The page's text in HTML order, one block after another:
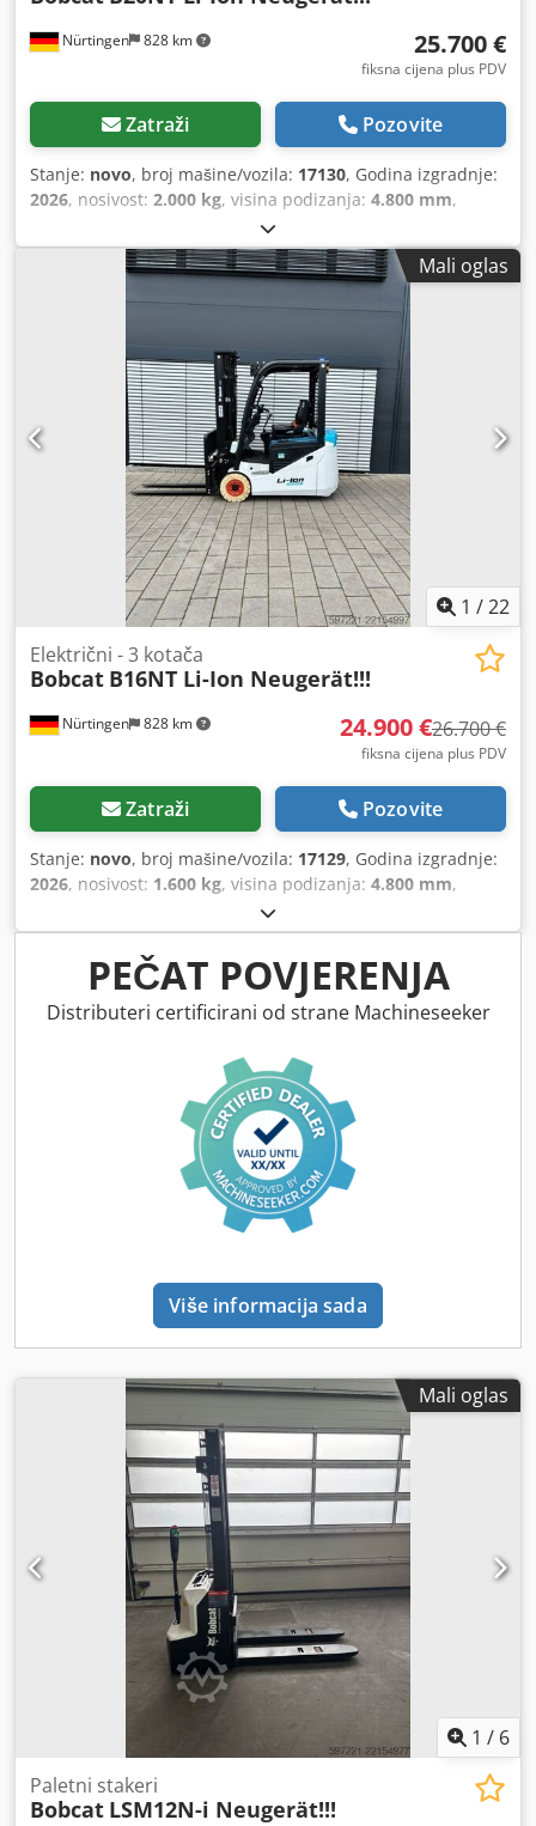
Nürtingen 828 km 25.700 €
fiksna cijena plus PDV
Zatraži Pozovite
Stanje: novo, broj mašine/vozila: 17130, Godina izgradnje:
2026, nosivost: 2.000 kg, visina podizanja: 4.800 mm,
1.484 mm
vrsta goriva:električni, vrsta jarbola:triplex, građevinska
2.215 mm, napon baterije:51,2 V, duljina vilica:
, dimenzija prednje gume:
200/50-10 non-
16x6-8 non marking
ukupna masa:
3.790 kg,
Mali oglas
1 /22
Nürtingen 828 km
Električni - 3 kotača
Bobcat B16NT Li-Ion Neugerät!!!
24.900 €26.700 €
fiksna cijena plus PDV
Zatraži Pozovite
Stanje: novo, broj mašine/vozila: 17129, Godina izgradnje:
2026, nosivost: 1.600 kg, visina podizanja: 4.800 mm,
1.484 mm
vrsta goriva:električni, vrsta jarbola:triplex, građevinska
2.215 mm , napon baterije:51,2 V , duljina vilica:
1.200 mm , dimenzija prednje gume:18x7-8 non marking
dimenzija stražnje gume:16x6-8 non marking, ukupna
PEČAT POVJERENJA
Distributeri certificirani od strane Machineseeker
Više informacija sada
Mali oglas
1 / 6
Paletni stakeri
Bobcat LSM12N-i Neugerät!!!